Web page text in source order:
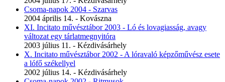
Csoma-napok 2004 - Szarvas
2004 április 14. - Kovászna
XI. Incitato művésztábor 2003 - Ló és lovagiasság, avagy
változat egy tárlatmegnyitóra
2003 július 11. - Kézdivásárhely
X. Incitato művésztábor 2002 - A lóravaló képzőművész esete
a lófő székellyel
2002 július 14. - Kézdivásárhely